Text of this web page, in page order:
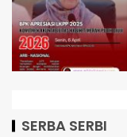
SERBA SERBI